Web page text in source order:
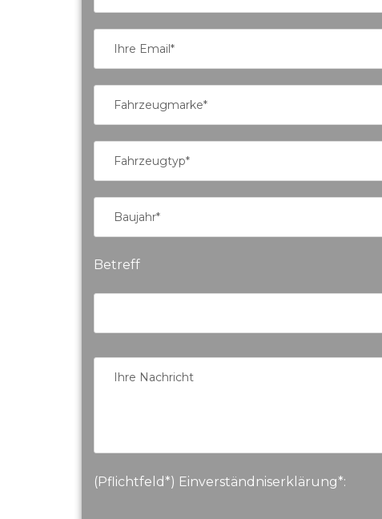
Betreff
(Pflichtfeld*) Einverständniserklärung*: